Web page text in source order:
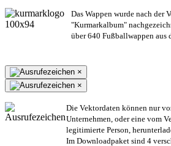
Das Wappen wurde nach der
"Kurmarkalbum"
über 640 Fußballwappen aus
×
×
Die Vektordaten können nur
Unternehmen, oder eine vom
legitimierte Person,
Im Downloadpaket sind 4